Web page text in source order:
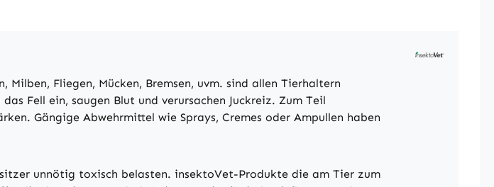
Fliegen, Mücken, Bremsen, uvm. sind allen Tierhaltern
Fell ein, saugen Blut und verursachen Juckreiz. Zum Teil
Gängige Abwehrmittel wie Sprays, Cremes oder Ampullen haben
unnötig toxisch belasten. insektoVet-Produkte die am Tier zum